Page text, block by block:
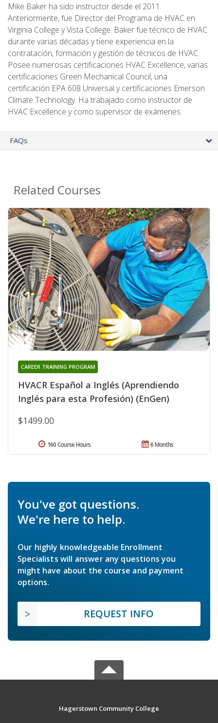
Mike Baker ha sido instructor desde el 2011.
Anteriormente, fue Director del Programa de HVAC en
Virginia College y Vista College. Baker fue técnico de HVAC
durante varias décadas y tiene experiencia en la
contratación, formación y gestión de técnicos de HVAC.
Posee numerosas certificaciones HVAC Excellence, varias
certificaciones Green Mechanical Council, una
certificación EPA 608 Universal y certificaciones Emerson
Climate Technology. Ha trabajado como instructor de
HVAC Excellence y como supervisor de exámenes.
FAQs
Related Courses
HVACR Español a Inglés (Aprendiendo
Inglés para esta Profesión) (EnGen)
CAREER TRAINING PROGRAM
$1499.00
6 Months
160 Course Hours
You've got questions.
We're here to help.
Our highly knowledgeable Enrollment
Specialists will answer any questions you
might have about the course and payment
options.
REQUEST INFO
Hagerstown Community College